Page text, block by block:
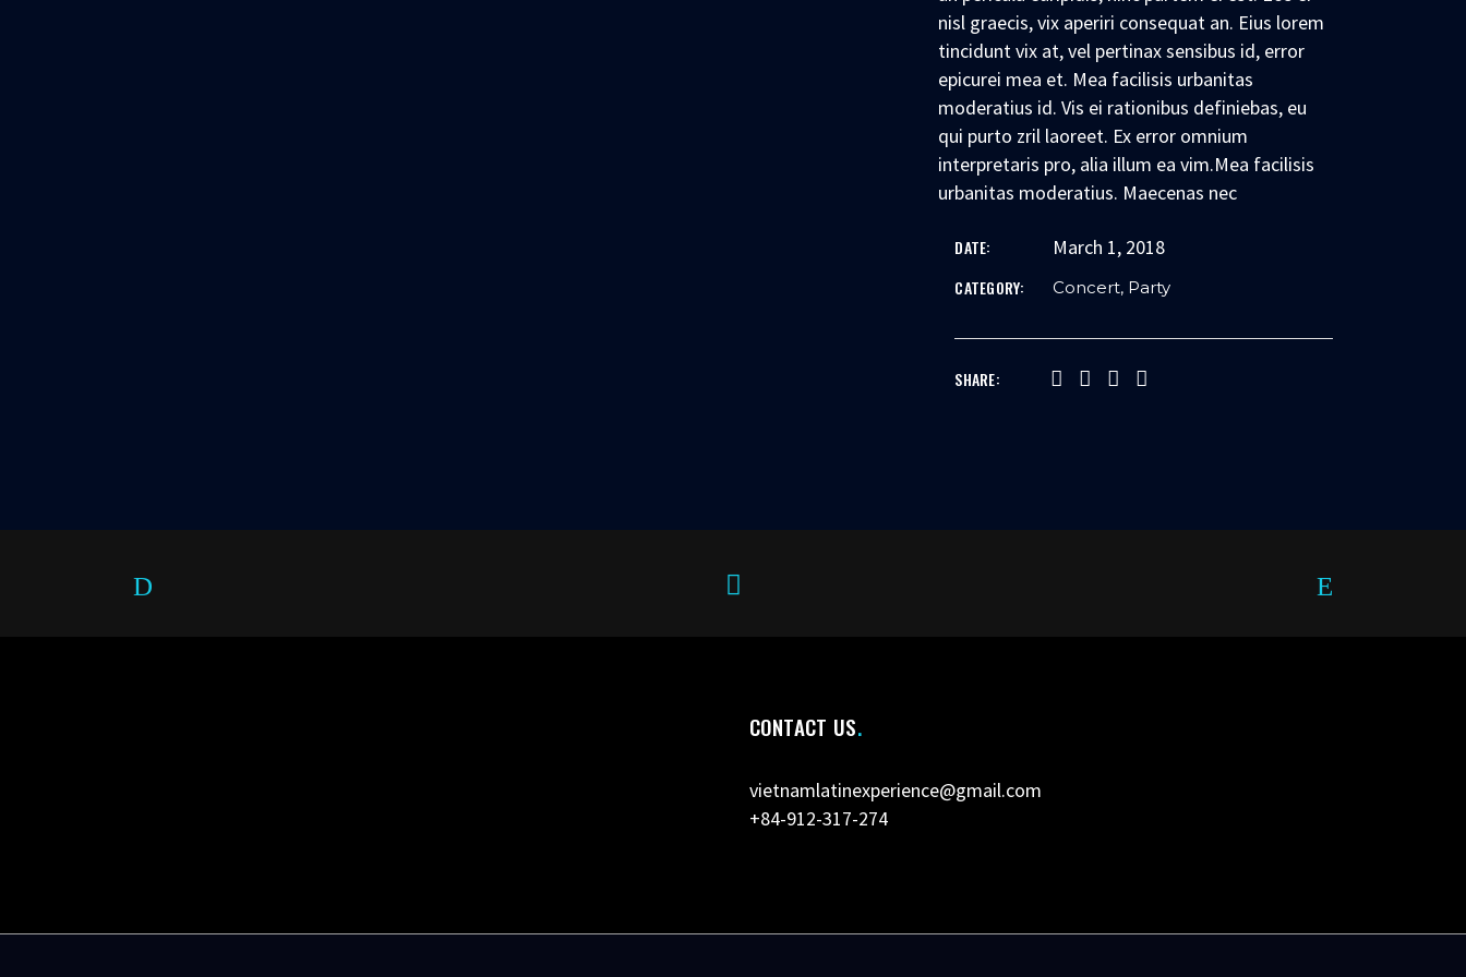
nisl graecis, vix aperiri consequat an. Eius lorem
tincidunt vix at, vel pertinax sensibus id, error
epicurei mea et. Mea facilisis urbanitas
moderatius id. Vis ei rationibus definiebas, eu
qui purto zril laoreet. Ex error omnium
interpretaris pro, alia illum ea vim.Mea facilisis
urbanitas moderatius. Maecenas nec
DATE: March 1, 2018
CATEGORY: Concert Party
SHARE:
CONTACT US
vietnamlatinexperience@gmail.com
+84-912-317-274